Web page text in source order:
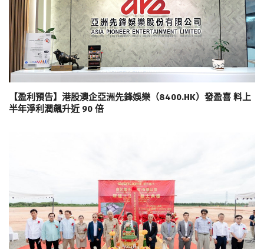
【盈利預告】港股澳企亞洲先鋒娛樂（8400.HK）發盈喜 料上
半年淨利潤飆升近 90 倍